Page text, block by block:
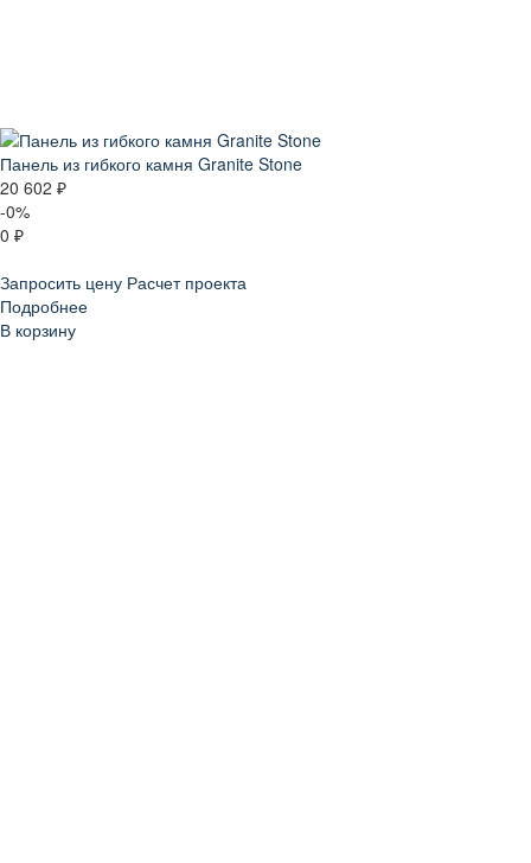
Панель из гибкого камня Granite Stone
20 602 ₽
-0%
0 ₽
Запросить цену Расчет проекта
Подробнее
В корзину